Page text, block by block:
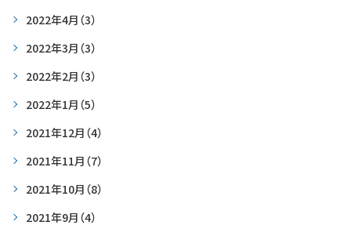
2022年4月 （3）
2022年3月 （3）
2022年2月 （3）
2022年1月 （5）
2021年12月 （4）
2021年11月 （7）
2021年10月 （8）
2021年9月 （4）